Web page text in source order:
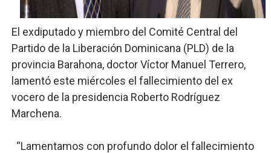
Operativo Interinstitucional “Compromiso Ambiental
Trabajadores de la prensa y Obispado de la Provincia
Ministerio de Cultura anuncia ganadores de Premios
Más de 180 dirigentes sindicales de las Américas se
El exdiputado y miembro del Comité Central del
Partido de la Liberación Dominicana (PLD) de la
provincia Barahona, doctor Víctor Manuel Terrero,
lamentó este miércoles el fallecimiento del ex
vocero de la presidencia Roberto Rodríguez
Marchena.
“Lamentamos con profundo dolor el fallecimiento